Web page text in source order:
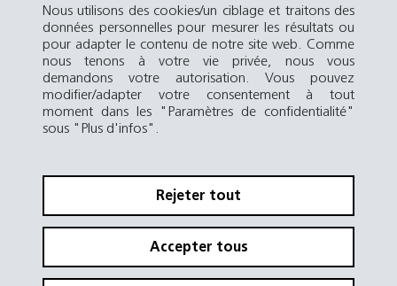
Nous utilisons des cookies/un ciblage et traitons des
données personnelles pour mesurer les résultats ou
pour adapter le contenu de notre site web. Comme
nous tenons à votre vie privée, nous vous
demandons votre autorisation. Vous pouvez
modifier/adapter votre consentement à tout
moment dans les "Paramètres de confidentialité"
sous "Plus d'infos".
Rejeter tout
Accepter tous